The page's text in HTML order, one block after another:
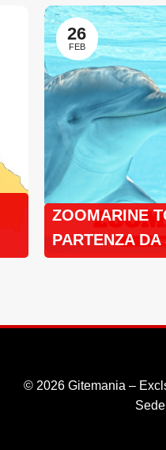
26
FEB
ZOOMARINE
PARTENZA
© 2026 Gitemania –